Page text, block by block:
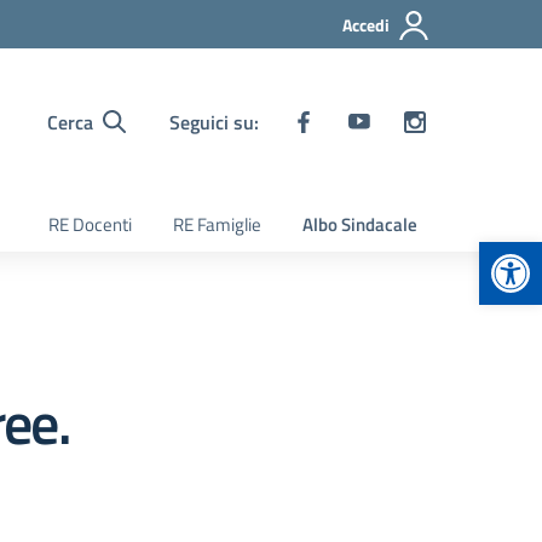
Accedi
Cerca Seguici su:
RE Docenti RE Famiglie Albo Sindacale